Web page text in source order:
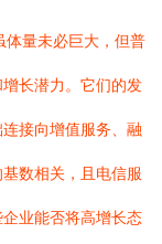
体量未必巨大，但普
长潜力。它们的发
接向增值服务、融
数相关，且电信服
业能否将高增长态